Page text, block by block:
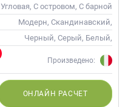
Угловая, С островом, С барной
стойкой
Модерн, Скандинавский,
Неоклассика, Современные
Черный, Серый, Белый,
Слоновая кость, Кремовый
Произведено:
ОНЛАЙН РАСЧЕТ